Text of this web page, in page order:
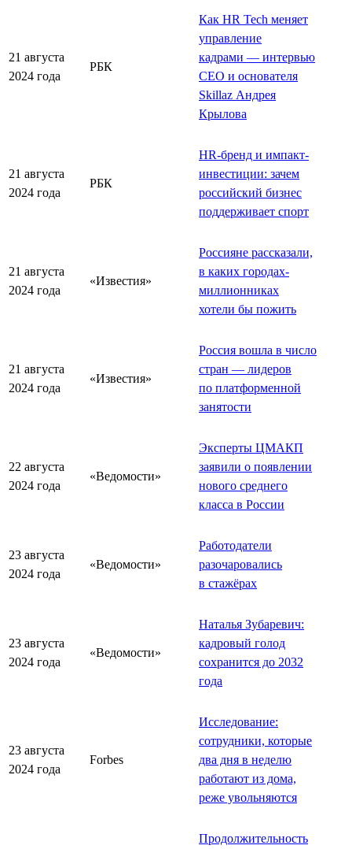
21 августа
2024 года
РБК
Как HR Tech меняет
управление
кадрами — интервью
CEO и основателя
Skillaz Андрея
Крылова
21 августа
2024 года
РБК
HR-бренд и импакт-
инвестиции: зачем
российский бизнес
поддерживает спорт
21 августа
2024 года
«Известия»
Россияне рассказали,
в каких городах-
миллионниках
хотели бы пожить
21 августа
2024 года
«Известия»
Россия вошла в число
стран — лидеров
по платформенной
занятости
22 августа
2024 года
«Ведомости»
Эксперты ЦМАКП
заявили о появлении
нового среднего
класса в России
23 августа
2024 года
«Ведомости»
Работодатели
разочаровались
в стажёрах
23 августа
2024 года
«Ведомости»
Наталья Зубаревич:
кадровый голод
сохранится до 2032
года
23 августа
2024 года
Forbes
Исследование:
сотрудники, которые
два дня в неделю
работают из дома,
реже увольняются
Продолжительность